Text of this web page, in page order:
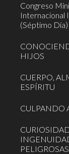
Congreso
Internacional
(Séptimo Día)
HIJOS
CUERPO,
ESPÍRITU
CULPANDO
PELIGROSAS